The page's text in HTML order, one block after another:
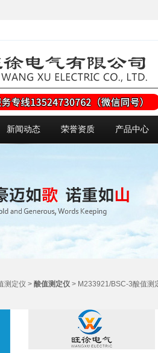
新闻动态 荣誉资质 产品中心
测定仪 > 酸值测定仪 > M233921/BSC-3酸值测